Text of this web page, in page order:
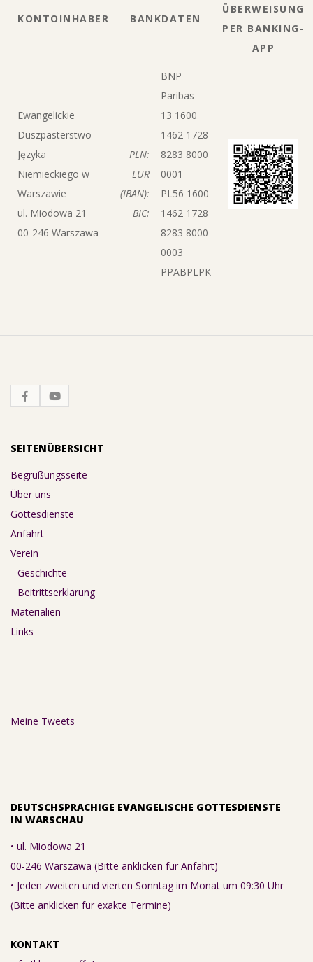
KONTOINHABER BANKDATEN
ÜBERWEISUNG
PER BANKING-
APP
Ewangelickie
Duszpasterstwo
Języka
Niemieckiego w
Warszawie
ul. Miodowa 21
00-246 Warszawa
PLN:
EUR
(IBAN):
BIC:
BNP
Paribas
13 1600
1462 1728
8283 8000
0001
PL56 1600
1462 1728
8283 8000
0003
PPABPLPK
SEITENÜBERSICHT
Begrüßungsseite
Über uns
Gottesdienste
Anfahrt
Verein
Geschichte
Beitrittserklärung
Materialien
Links
Meine Tweets
DEUTSCHSPRACHIGE EVANGELISCHE GOTTESDIENSTE
IN WARSCHAU
• ul. Miodowa 21
00-246 Warszawa (Bitte anklicken für Anfahrt)
• Jeden zweiten und vierten Sonntag im Monat um 09:30 Uhr
(Bitte anklicken für exakte Termine)
KONTAKT